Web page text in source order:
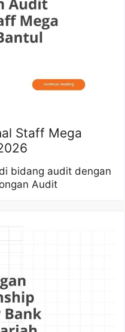
Staff Mega
bidang audit dengan
Audit